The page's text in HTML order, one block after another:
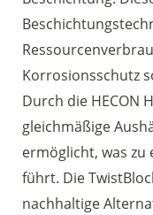
Korrosionsschutz
Durch die HECON
gleichmäßige
ermöglicht, was
führt. Die
nachhaltige